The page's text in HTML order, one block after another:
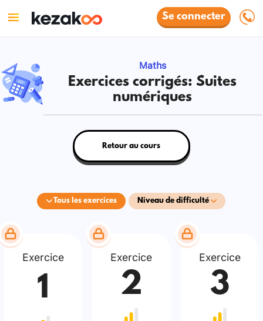
Se connecter
Maths
Exercices corrigés: Suites
numériques
Tous les exercices Niveau de difficulté
Retour au cours
Exercice
1
Exercice
2
Exercice
3